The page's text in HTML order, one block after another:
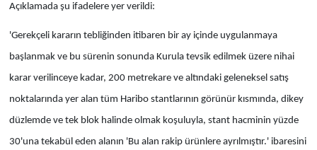
Açıklamada şu ifadelere yer verildi:
'Gerekçeli kararın tebliğinden itibaren bir ay içinde uygulanmaya
başlanmak ve bu sürenin sonunda Kurula tevsik edilmek üzere nihai
karar verilinceye kadar, 200 metrekare ve altındaki geleneksel satış
noktalarında yer alan tüm Haribo stantlarının görünür kısmında, dikey
düzlemde ve tek blok halinde olmak koşuluyla, stant hacminin yüzde
30'una tekabül eden alanın 'Bu alan rakip ürünlere ayrılmıştır.' ibaresini